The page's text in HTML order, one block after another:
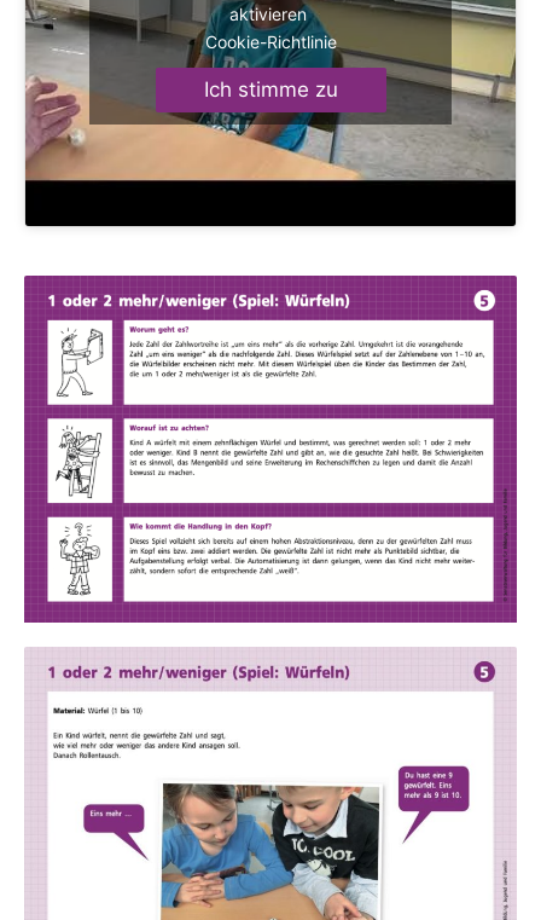
aktivieren
Cookie-Richtlinie
Ich stimme zu